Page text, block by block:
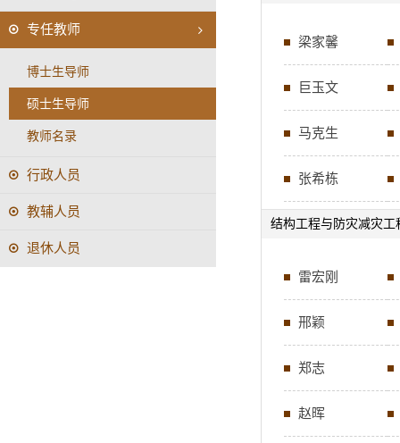
专任教师
博士生导师
硕士生导师
教师名录
行政人员
教辅人员
退休人员
梁家馨
巨玉文
马克生
张希栋
结构工程与防灾减灾工
雷宏刚
邢颖
郑志
赵晖